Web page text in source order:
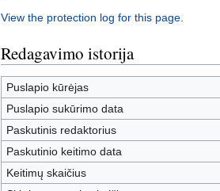
View the protection log for this page.
Redagavimo istorija
Puslapio kūrėjas
Puslapio sukūrimo data
Paskutinis redaktorius
Paskutinio keitimo data
Keitimų skaičius